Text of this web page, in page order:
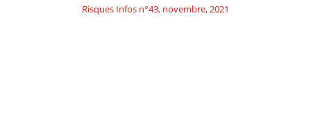
Risques Infos n°43, novembre, 2021